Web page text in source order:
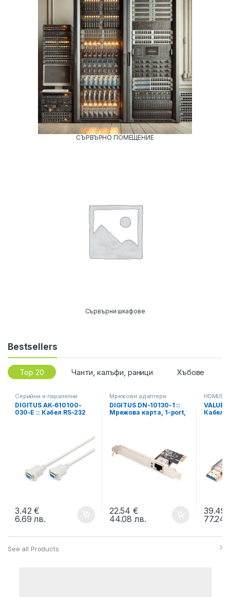
СЪРВЪРНО ПОМЕЩЕНИЕ
Сървърни шкафове
Bestsellers
Top 20 Чанти, калъфи, раници Хъбове
Серийни и паралелни
DIGITUS AK-610100-
030-E :: Кабел RS-232
3.42€
6.69лв.
Мрежови адаптери
DIGITUS DN-10130-1 ::
Мрежова карта, 1-port,
22.54€
44.08лв.
HDMI/
VALUE
Кабел
39.49
77.24
See all Products